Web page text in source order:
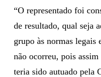
“O representado foi
de resultado, qual seja
grupo às normas legais
não ocorreu, pois
teria sido autuado pela